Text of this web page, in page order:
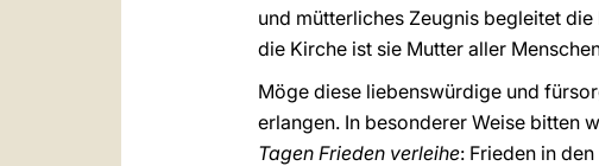
und mütterliches Zeugnis begleitet
die Kirche ist sie Mutter aller
Möge diese liebenswürdige und
erlangen. In besonderer Weise bitten
Tagen Frieden verleihe: Frieden in